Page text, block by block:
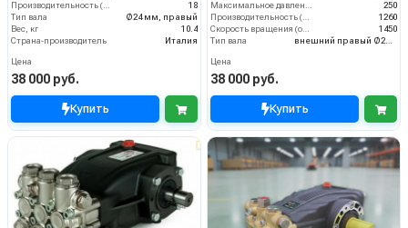
Производительность (л/мин)
18
Тип вала
Ø24 мм, правый
Вес, кг
10.4
Страна-производитель
Италия
Цена
38 000 руб.
Купить
Максимальное давление (бар)
250
Производительность (л/ч)
1260
Скорость вращения (об/мин)
1450
Тип вала
внешний правый Ø24 мм
Цена
38 000 руб.
Купить